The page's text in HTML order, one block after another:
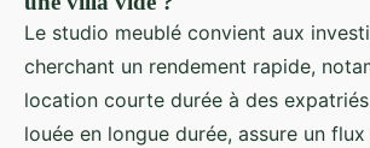
Le studio meublé convient aux
cherchant un rendement rapide,
location courte durée à des
louée en longue durée, assure un